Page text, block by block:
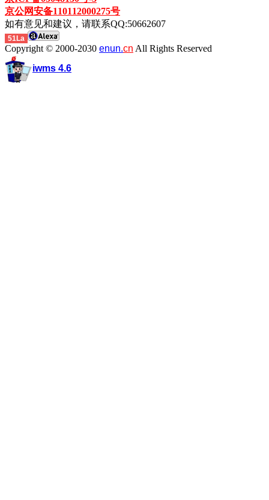
京公网安备110112000275号
如有意见和建议，请联系QQ:50662607
51La
Copyright © 2000-2030 enun.cn All Rights Reserved
iwms 4.6